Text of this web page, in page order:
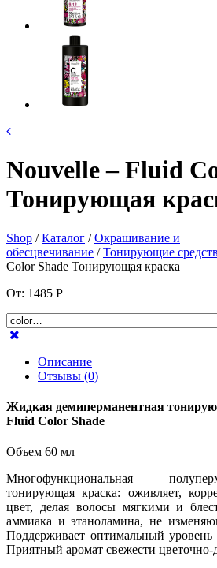
Nouvelle – Fluid
Тонирующая
Shop /Каталог /Окрашивание и
обесцвечивание /Тонирующие
Color Shade Тонирующая краска
От: 1485 Р
Описание
Отзывы (0)
Жидкая демиперманентная
Fluid Color Shade
Объем 60 мл
Многофункциональная
тонирующая краска: оживляет,
цвет, делая волосы мягкими и
аммиака и этаноламина, не
Поддерживает оптимальный уровень
Приятный аромат свежести цветочно-